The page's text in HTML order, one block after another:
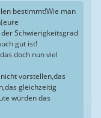
bestimmt!Wie man
Schwierigkeitsgrad
gut ist!
doch nun viel
vorstellen,das
gleichzeitig
würden das